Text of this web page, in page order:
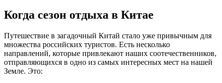
Когда сезон отдыха в Китае
Путешествие в загадочный Китай стало уже привычным для
множества российских туристов. Есть несколько
направлений, которые привлекают наших соотечественников,
отправляющихся в одно из самых интересных мест на нашей
Земле. Это: